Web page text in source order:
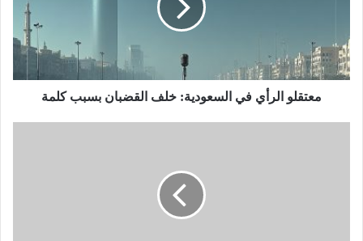
معتقلو الرأي في السعودية: خلف القضبان بسبب كلمة